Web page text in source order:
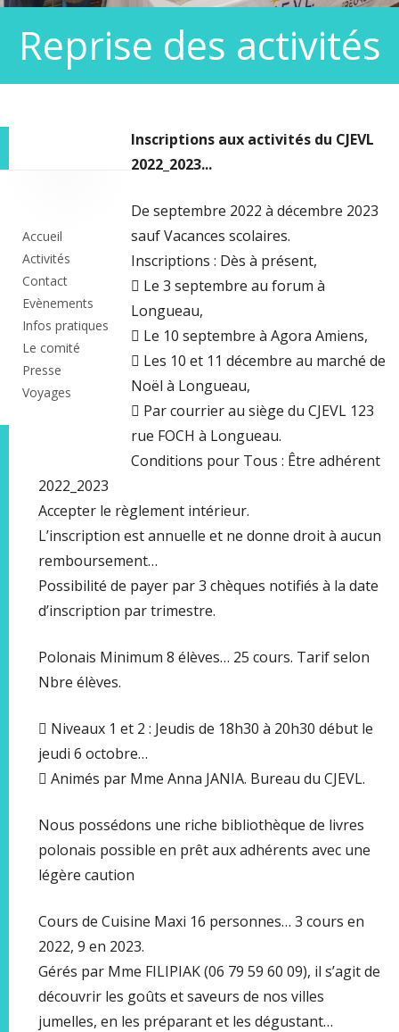
Reprise des activités
principale
Accueil
Activités
Contact
Evènements
Infos pratiques
Le comité
Presse
Voyages
Inscriptions aux activités du CJEVL
2022_2023...
De septembre 2022 à décembre 2023
sauf Vacances scolaires.
Inscriptions : Dès à présent,
 Le 3 septembre au forum à
Longueau,
 Le 10 septembre à Agora Amiens,
 Les 10 et 11 décembre au marché de
Noël à Longueau,
 Par courrier au siège du CJEVL 123
rue FOCH à Longueau.
Conditions pour Tous : Être adhérent
2022_2023
Accepter le règlement intérieur.
L’inscription est annuelle et ne donne droit à aucun
remboursement…
Possibilité de payer par 3 chèques notifiés à la date
d’inscription par trimestre.
Polonais Minimum 8 élèves… 25 cours. Tarif selon
Nbre élèves.
 Niveaux 1 et 2 : Jeudis de 18h30 à 20h30 début le
jeudi 6 octobre…
 Animés par Mme Anna JANIA. Bureau du CJEVL.
Nous possédons une riche bibliothèque de livres
polonais possible en prêt aux adhérents avec une
légère caution
Cours de Cuisine Maxi 16 personnes… 3 cours en
2022, 9 en 2023.
Gérés par Mme FILIPIAK (06 79 59 60 09), il s’agit de
découvrir les goûts et saveurs de nos villes
jumelles, en les préparant et les dégustant…